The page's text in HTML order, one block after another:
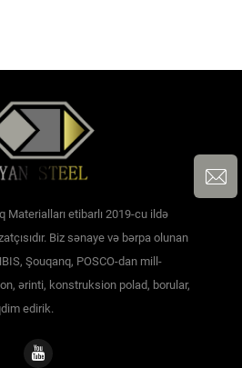
Materialları etibarlı 2019-cu ildə
Biz sənaye və bərpa olunan
Şouqanq, POSCO-dan mill-
ərinti, konstruksion polad, borular,
edirik.